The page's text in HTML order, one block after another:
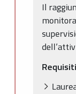
Il